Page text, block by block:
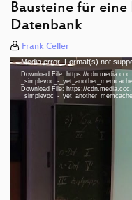
Bausteine für
Datenbank
Frank Celler
Video
Player
Media error: Format(s) not
Download File: https://
_simplevoc_-
Download File: https://
_simplevoc_-